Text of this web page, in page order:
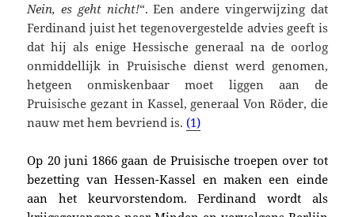
Nein, es geht nicht!“. Een andere vingerwijzing dat
Ferdinand juist het tegenovergestelde advies geeft is
dat hij als enige Hessische generaal na de oorlog
onmiddellijk in Pruisische dienst werd genomen,
hetgeen onmiskenbaar moet liggen aan de
Pruisische gezant in Kassel, generaal Von Röder, die
nauw met hem bevriend is.(1)
Op 20 juni 1866 gaan de Pruisische troepen over tot
bezetting van Hessen-Kassel en maken een einde
aan het keurvorstendom. Ferdinand wordt als